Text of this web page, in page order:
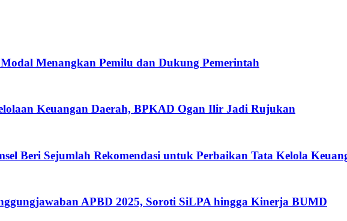
Menangkan Pemilu dan Dukung Pemerintah
Keuangan Daerah, BPKAD Ogan Ilir Jadi Rujukan
Beri Sejumlah Rekomendasi untuk Perbaikan Tata Kelola
APBD 2025, Soroti SiLPA hingga Kinerja BUMD